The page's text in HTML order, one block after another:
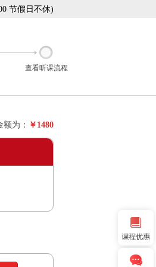
节假日不休)
查看听课流程
为： ￥1480